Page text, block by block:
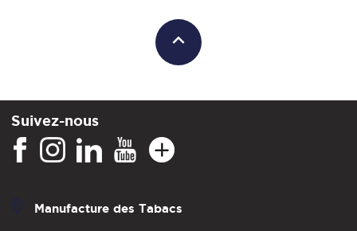
Suivez-nous
Manufacture des Tabacs